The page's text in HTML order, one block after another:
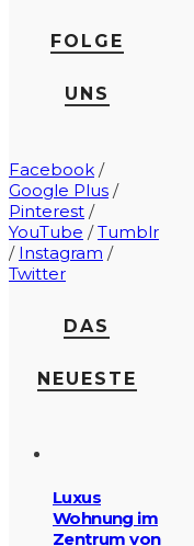
FOLGE
UNS
Facebook /
Google Plus /
Pinterest /
YouTube /Tumblr
/ Instagram /
Twitter
DAS
NEUESTE
Luxus
Wohnung im
Zentrum von